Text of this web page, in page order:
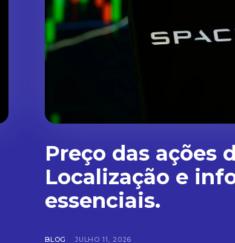
Preço das ações
Localização e
essenciais.
BLOG JULHO 11, 2026